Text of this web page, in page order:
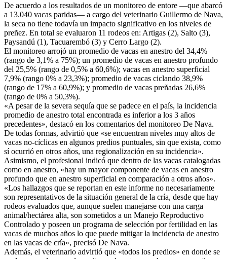
De acuerdo a los resultados de un monitoreo de entore —que abarcó
a 13.040 vacas paridas— a cargo del veterinario Guillermo de Nava,
la seca no tiene todavía un impacto significativo en los niveles de
preñez. En total se evaluaron 11 rodeos en: Artigas (2), Salto (3),
Paysandú (1), Tacuarembó (3) y Cerro Largo (2).
El monitoreo arrojó un promedio de vacas en anestro del 34,4%
(rango de 3,1% a 75%); un promedio de vacas en anestro profundo
del 25,5% (rango de 0,5% a 60,6%); vacas en anestro superficial
7,9% (rango 0% a 23,3%); promedio de vacas ciclando 38,9%
(rango de 17% a 60,9%); y promedio de vacas preñadas 26,6%
(rango de 0% a 50,3%).
«A pesar de la severa sequía que se padece en el país, la incidencia
promedio de anestro total encontrada es inferior a los 3 años
precedentes», destacó en los comentarios del monitoreo De Nava.
De todas formas, advirtió que «se encuentran niveles muy altos de
vacas no-cíclicas en algunos predios puntuales, sin que exista, como
sí ocurrió en otros años, una regionalización en su incidencia».
Asimismo, el profesional indicó que dentro de las vacas catalogadas
como en anestro, «hay un mayor componente de vacas en anestro
profundo que en anestro superficial en comparación a otros años».
«Los hallazgos que se reportan en este informe no necesariamente
son representativos de la situación general de la cría, desde que hay
rodeos evaluados que, aunque suelen manejarse con una carga
animal/hectárea alta, son sometidos a un Manejo Reproductivo
Controlado y poseen un programa de selección por fertilidad en las
vacas de muchos años lo que puede mitigar la incidencia de anestro
en las vacas de cría», precisó De Nava.
Además, el veterinario advirtió que «todos los predios» en donde se